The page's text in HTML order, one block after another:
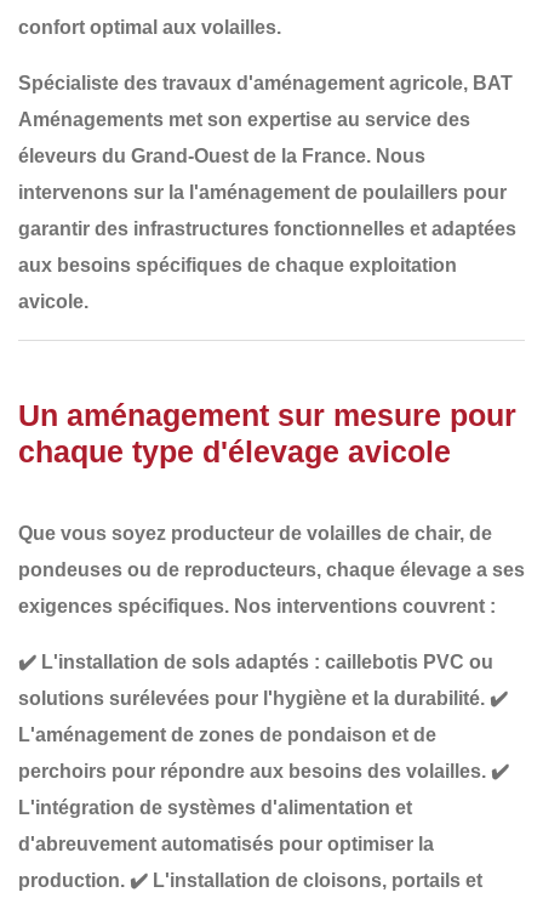
confort optimal aux volailles.
Spécialiste des travaux d'aménagement agricole, BAT
Aménagements met son expertise au service des
éleveurs du Grand-Ouest de la France. Nous
intervenons sur la l'aménagement de poulaillers pour
garantir des infrastructures fonctionnelles et adaptées
aux besoins spécifiques de chaque exploitation
avicole.
Un aménagement sur mesure pour
chaque type d'élevage avicole
Que vous soyez producteur de volailles de chair, de
pondeuses ou de reproducteurs, chaque élevage a ses
exigences spécifiques. Nos interventions couvrent :
✔️ L'installation de sols adaptés : caillebotis PVC ou
solutions surélevées pour l'hygiène et la durabilité. ✔️
L'aménagement de zones de pondaison et de
perchoirs pour répondre aux besoins des volailles. ✔️
L'intégration de systèmes d'alimentation et
d'abreuvement automatisés pour optimiser la
production. ✔️ L'installation de cloisons, portails et